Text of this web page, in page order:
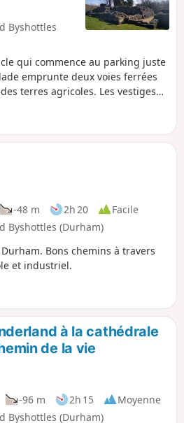
Byshottles
qui commence au parking juste
emprunte deux voies ferrées
terres agricoles. Les vestiges
Cross sur le chemin du
-48 m 2h 20
Facile
Byshottles (Durham)
Bons chemins à travers
et industriel.
à la cathédrale
de la vie
-96 m 2h 15
Moyenne
Byshottles (Durham)